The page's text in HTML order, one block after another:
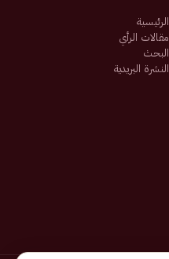
الرئيسية
مقالات الرأي
البحث
النشرة البريدية